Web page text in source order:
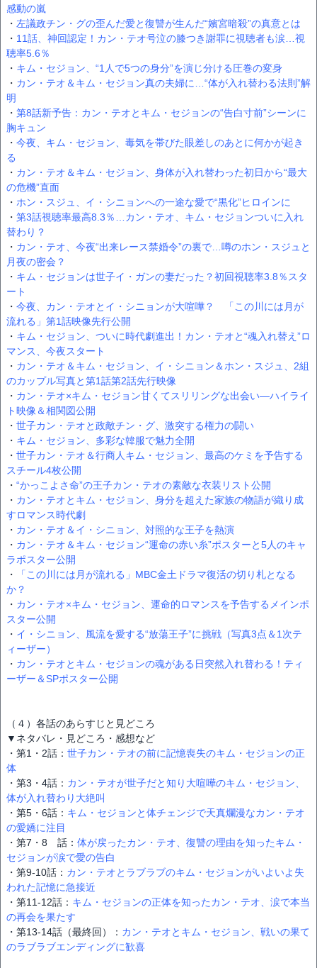
感動の嵐
・ 左議政チン・グの歪んだ愛と復讐が生んだ“嬪宮暗殺”の真意とは
・ 11話、神回認定！カン・テオ号泣の膝つき謝罪に視聴者も涙…視
聴率5.6％
・ キム・セジョン、“1人で5つの身分”を演じ分ける圧巻の変身
・ カン・テオ＆キム・セジョン真の夫婦に…“体が入れ替わる法則”解
明
・ 第8話新予告：カン・テオとキム・セジョンの“告白寸前”シーンに
胸キュン
・ 今夜、キム・セジョン、毒気を帯びた眼差しのあとに何かが起き
る
・ カン・テオ＆キム・セジョン、身体が入れ替わった初日から“最大
の危機”直面
・ ホン・スジュ、イ・シニョンへの一途な愛で“黒化”ヒロインに
・ 第3話視聴率最高8.3％…カン・テオ、キム・セジョンついに入れ
替わり？
・ カン・テオ、今夜“出来レース禁婚令”の裏で…噂のホン・スジュと
月夜の密会？
・ キム・セジョンは世子イ・ガンの妻だった？初回視聴率3.8％スタ
ート
・ 今夜、カン・テオとイ・シニョンが大喧嘩？ 「この川には月が
流れる」第1話映像先行公開
・ キム・セジョン、ついに時代劇進出！カン・テオと“魂入れ替え”ロ
マンス、今夜スタート
・ カン・テオ＆キム・セジョン、イ・シニョン＆ホン・スジュ、2組
のカップル写真と第1話第2話先行映像
・ カン・テオ×キム・セジョン甘くてスリリングな出会い―ハイライ
ト映像＆相関図公開
・ 世子カン・テオと政敵チン・グ、激突する権力の闘い
・ キム・セジョン、多彩な韓服で魅力全開
・ 世子カン・テオ＆行商人キム・セジョン、最高のケミを予告する
スチール4枚公開
・ “かっこよさ命”の王子カン・テオの素敵な衣装リスト公開
・ カン・テオとキム・セジョン、身分を超えた家族の物語が織り成
すロマンス時代劇
・ カン・テオ＆イ・シニョン、対照的な王子を熱演
・ カン・テオ＆キム・セジョン“運命の赤い糸”ポスターと5人のキャ
ラポスター公開
・
「この川には月が流れる」MBC金土ドラマ復活の切り札となる
か？
・ カン・テオ×キム・セジョン、運命的ロマンスを予告するメインポ
スター公開
・ イ・シニョン、風流を愛する“放蕩王子”に挑戦（写真3点＆1次テ
ィーザー）
・ カン・テオとキム・セジョンの魂がある日突然入れ替わる！ティ
ーザー＆SPポスター公開
（４）各話のあらすじと見どころ
▼ネタバレ・見どころ・感想など
・第1・2話： 世子カン・テオの前に記憶喪失のキム・セジョンの正
体
・第3・4話： カン・テオが世子だと知り大喧嘩のキム・セジョン、
体が入れ替わり大絶叫
・第5・6話： キム・セジョンと体チェンジで天真爛漫なカン・テオ
の愛嬌に注目
・第7・8 話： 体が戻ったカン・テオ、復讐の理由を知ったキム・
セジョンが涙で愛の告白
・第9-10話： カン・テオとラブラブのキム・セジョンがいよいよ失
われた記憶に急接近
・第11-12話： キム・セジョンの正体を知ったカン・テオ、涙で本当
の再会を果たす
・第13-14話（最終回）： カン・テオとキム・セジョン、戦いの果て
のラブラブエンディングに歓喜